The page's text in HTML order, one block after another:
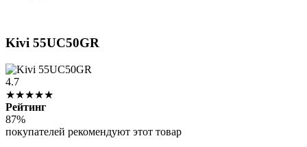
Kivi 55UC50GR
4.7
★★★★★
Рейтинг
87%
покупателей рекомендуют этот товар